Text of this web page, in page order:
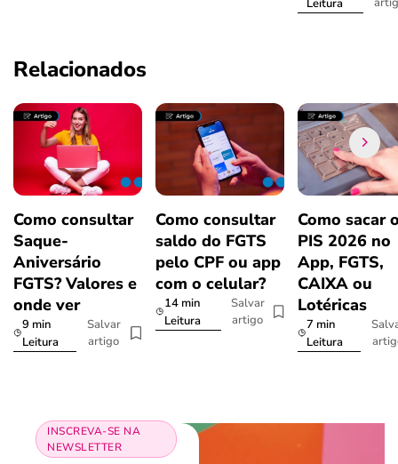
Leitura
Relacionados
Como consultar
Saque-
Aniversário
FGTS? Valores e
onde ver
9 min
Leitura
Salvar
artigo
Como consultar
saldo do FGTS
pelo CPF ou app
com o celular?
14 min
Leitura
Salvar
artigo
Como sacar
PIS 2026 no
App, FGTS,
CAIXA ou
Lotéricas
7 min
Leitura
INSCREVA-SE NA
NEWSLETTER